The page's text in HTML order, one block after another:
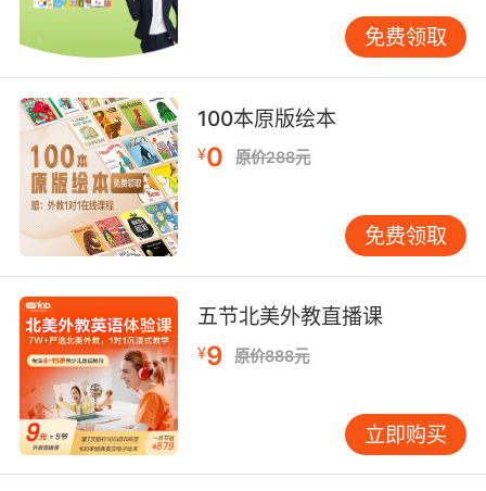
诵更重要。 另一个常见问题是发音错误。对于中
国孩子来说，一些音素可能需要特别练习。我的
建议是，不必追求完美的发音，重要的是清晰可
懂。如果某个单词发音困难，可以用更简单的同
义词替代。 情境化练习提升实际应用能力 自我介
绍发生在具体的情境中。我们可以为孩子创造不
同的练习情境：在新班级的第一次见面、英语角
的交流活动、夏令营的分组介绍、甚至是在线英
语课的互动环节。每个情境对自我介绍的要求略
有不同，这能帮助孩子学会灵活调整内容。 例
如，在正式场合可能需要更完整的介绍；在朋友
间的轻松场合，可以更多分享兴趣爱好。这种灵
活性是语言能力的重要组成部分。 鼓励个性化表
达 每个孩子都是独特的，他们的自我介绍也应该
反映这种独特性。除了基本信息外，可以鼓励孩
子分享一个有趣的小故事、一个特别的才能、或
者一个未来的梦想。这些内容往往能让听众印象
免费领取
100本原版绘本
¥0 原价288元
免费领取
五节北美外教直播课
¥9 原价888元
立即购买